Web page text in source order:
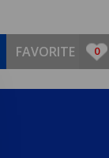
FAVORITE